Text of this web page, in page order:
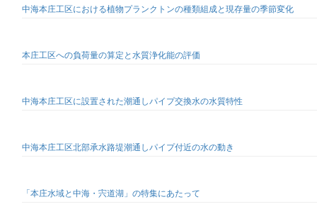
中海本庄工区における植物プランクトンの種類組成と現存量の季節変化
本庄工区への負荷量の算定と水質浄化能の評価
中海本庄工区に設置された潮通しパイプ交換水の水質特性
中海本庄工区北部承水路堤潮通しパイプ付近の水の動き
「本庄水域と中海・宍道湖」の特集にあたって